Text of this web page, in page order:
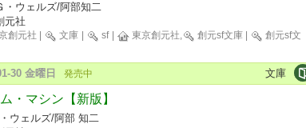
・ウェルズ/阿部知二
元社
創元社 文庫 sf 東京創元社, 創元sf文庫 創元sf文
文庫
30 金曜日 発売中
・マシン【新版】
ウェルズ/阿部 知二